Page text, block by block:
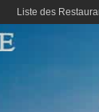
Liste des